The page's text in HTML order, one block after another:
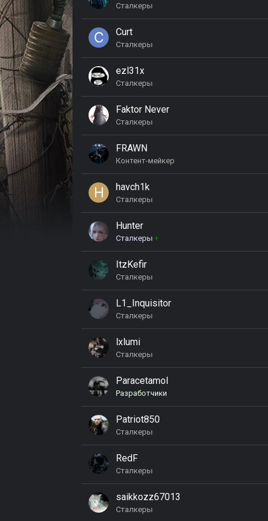
Сталкеры
Curt
Сталкеры
ezl31x
Сталкеры
Faktor Never
Сталкеры
FRAWN
Контент-мейкер
havch1k
Сталкеры
Hunter
Сталкеры +
ItzKefir
Сталкеры
L1_Inquisitor
Сталкеры
lxlumi
Сталкеры
Paracetamol
Разработчики
Patriot850
Сталкеры
RedF
Сталкеры
saikkozz67013
Сталкеры